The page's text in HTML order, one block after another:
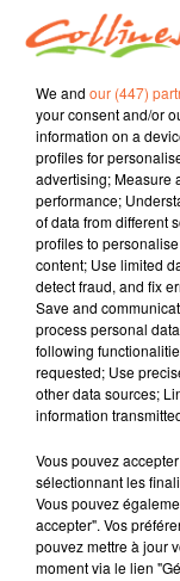
Infos
21 juin 2022 -
JOURNAL DU
Patrice
L'info près de
Le personnel de
depuis ce matin.
groupe privé (
Le 5 juillet
projet de
La fédération
le tour des
Après 2 années
urbaines de
de semaine.
Retour sur la
l'Avenir 79 dont
We and our (447)
your consent and/or
information on a
profiles for
advertising; Measure
performance;
of data from different
profiles to
content; Use limited
detect fraud, and fix
Save and
process personal
following
requested; Use
other data sources;
information
Vous pouvez
sélectionnant les
Vous pouvez
accepter". Vos
pouvez mettre à jour
moment via le lien